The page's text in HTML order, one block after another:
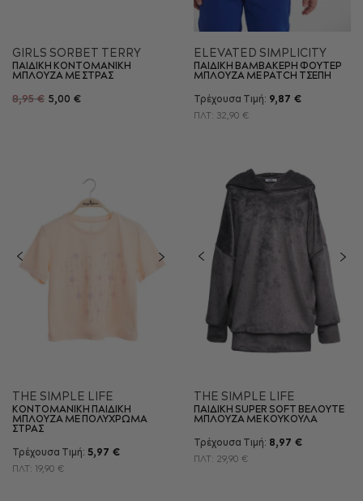
GIRLS SORBET TERRY
ΠΑΙΔΙΚΗ KONTOMANIKΗ
ΜΠΛΟΥΖΑ ME ΣΤΡΑΣ
8,95 € 5,00 €
ELEVATED SIMPLICITY
ΠΑΙΔΙΚΗ ΒΑΜΒΑΚΕΡΗ ΦΟΥΤΕΡ
ΜΠΛΟΥΖΑ ΜΕ PATCH ΤΣΕΠΗ
Τρέχουσα Τιμή: 9,87 €
ΠΛΤ: 32,90 €
THE SIMPLE LIFE
ΚΟΝΤΟΜΑΝΙΚΗ ΠΑΙΔΙΚΗ
ΜΠΛΟΥΖΑ ΜΕ ΠΟΛΥΧΡΩΜΑ
ΣΤΡΑΣ
Τρέχουσα Τιμή: 5,97 €
ΠΛΤ: 19,90 €
THE SIMPLE LIFE
ΠΑΙΔΙΚΗ SUPER SOFT ΒΕΛΟΥΤΕ
ΜΠΛΟΥΖΑ ΜΕ ΚΟΥΚΟΥΛΑ
Τρέχουσα Τιμή: 8,97 €
ΠΛΤ: 29,90 €